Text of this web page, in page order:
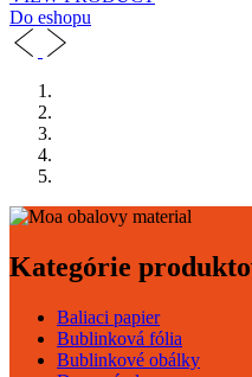
Do eshopu
Kategórie
Baliaci papier
Bublinková fólia
Bublinkové obálky